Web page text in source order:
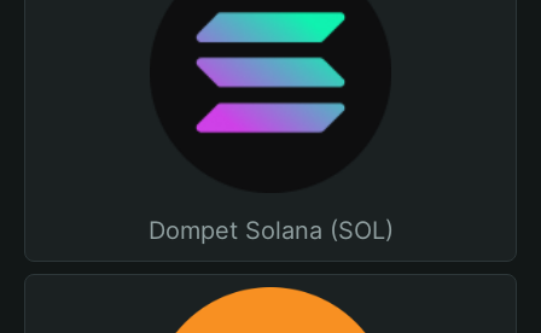
Dompet Solana (SOL)